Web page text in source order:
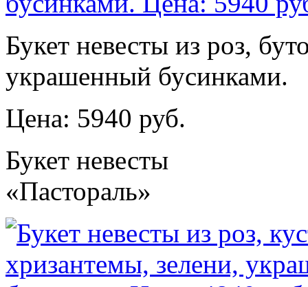
Букет невесты из роз,
украшенный бусинками.
Цена: 5940 руб.
Букет невесты
«Пастораль»